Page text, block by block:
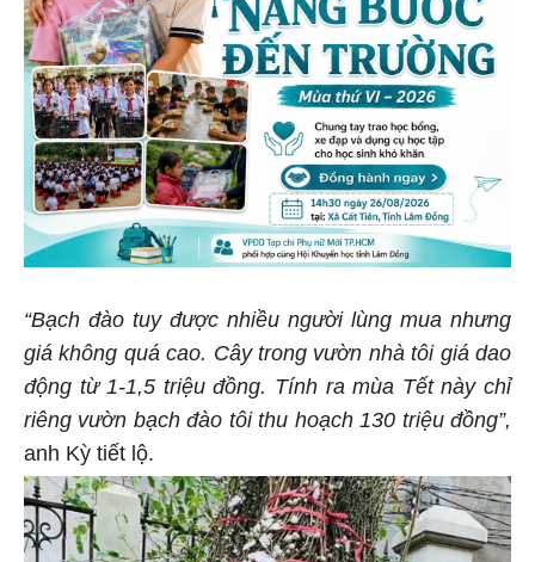
“Bạch đào tuy được nhiều người lùng mua nhưng
giá không quá cao. Cây trong vườn nhà tôi giá dao
động từ 1-1,5 triệu đồng. Tính ra mùa Tết này chỉ
riêng vườn bạch đào tôi thu hoạch 130 triệu đồng”,
anh Kỳ tiết lộ.